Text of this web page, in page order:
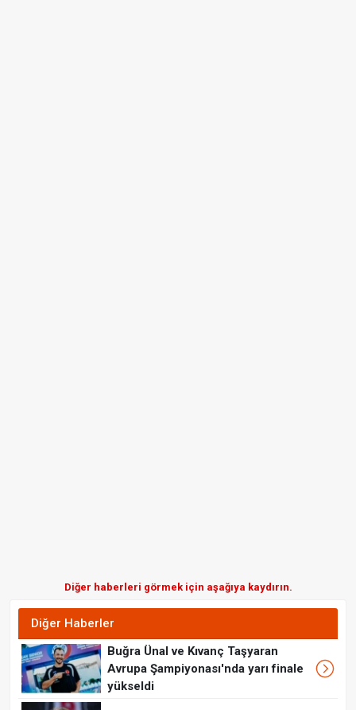
Diğer haberleri görmek için aşağıya kaydırın.
Diğer Haberler
Buğra Ünal ve Kıvanç Taşyaran
Avrupa Şampiyonası'nda yarı finale
yükseldi